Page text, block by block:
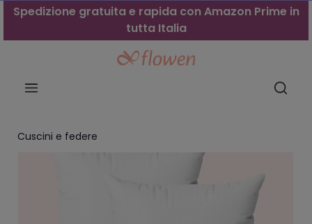
Spedizione gratuita e rapida con Amazon Prime in
tutta Italia
Cuscini e federe